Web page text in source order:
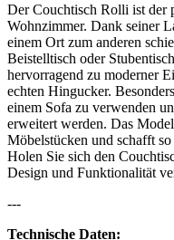
Der Couchtisch Rolli ist der
Wohnzimmer. Dank seiner
einem Ort zum anderen
Beistelltisch oder
hervorragend zu moderner
echten Hingucker.
einem Sofa zu verwenden
erweitert werden. Das
Möbelstücken und schafft
Holen Sie sich den
Design und Funktionalität
---
Technische Daten: